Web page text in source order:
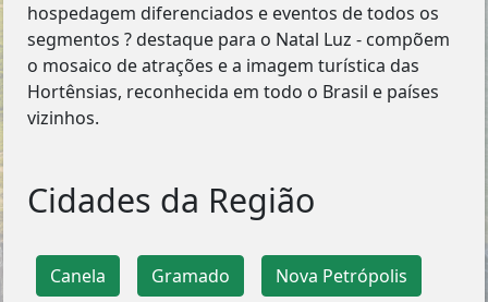
hospedagem diferenciados e eventos de todos os
segmentos ? destaque para o Natal Luz - compõem
o mosaico de atrações e a imagem turística das
Hortênsias, reconhecida em todo o Brasil e países
vizinhos.
Cidades da Região
Canela Gramado Nova Petrópolis